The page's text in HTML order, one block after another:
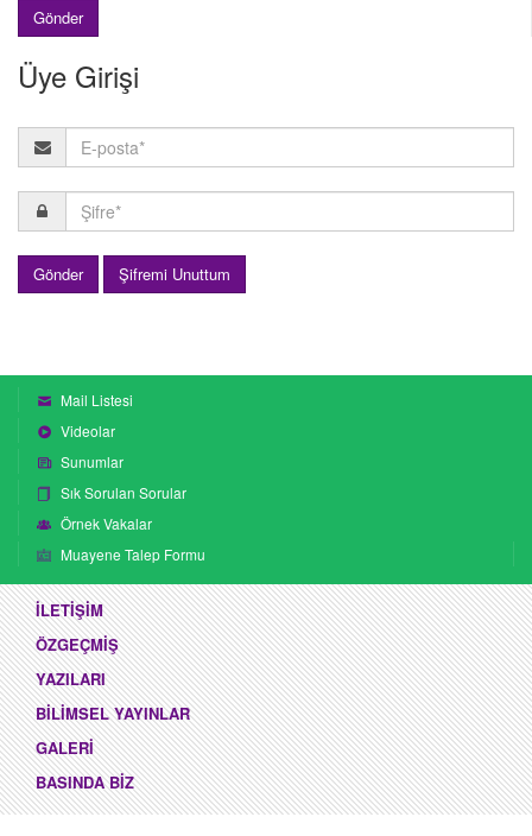
Gönder
Üye Girişi
Gönder Şifremi Unuttum
Mail Listesi
Videolar
Sunumlar
Sık Sorulan Sorular
Örnek Vakalar
Muayene Talep Formu
İLETİŞİM
ÖZGEÇMİŞ
YAZILARI
BİLİMSEL YAYINLAR
GALERİ
BASINDA BİZ